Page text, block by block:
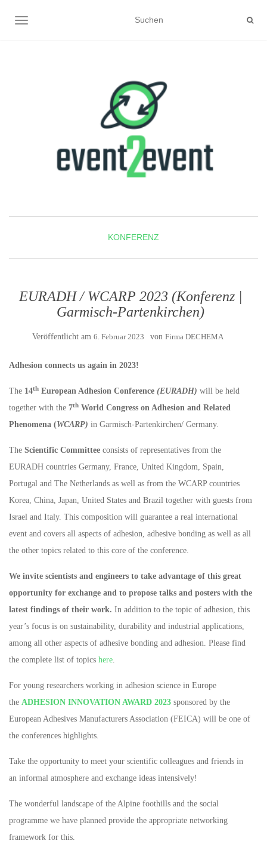
NAVIGATION UMSCHALTEN
KONFERENZ
EURADH / WCARP 2023 (Konferenz |
Garmisch-Partenkirchen)
Veröffentlicht am 6. Februar 2023 von Firma DECHEMA
Adhesion connects us again in 2023!
The 14th European Adhesion Conference (EURADH) will be held
together with the 7th World Congress on Adhesion and Related
Phenomena (WCARP) in Garmisch-Partenkirchen/ Germany.
The Scientific Committee consists of representatives from the
EURADH countries Germany, France, United Kingdom, Spain,
Portugal and The Netherlands as well as from the WCARP countries
Korea, China, Japan, United States and Brazil together with guests from
Israel and Italy. This composition will guarantee a real international
event and covers all aspects of adhesion, adhesive bonding as well as all
the other topics related to this core of the conference.
We invite scientists and engineers to take advantage of this great
opportunity for exchange and to propose talks and posters with the
latest findings of their work. In addition to the topic of adhesion, this
year’s focus is on sustainability, durability and industrial applications,
among all other aspects of adhesive bonding and adhesion. Please find
the complete list of topics here.
For young researchers working in adhesion science in Europe
the ADHESION INNOVATION AWARD 2023 sponsored by the
European Adhesives Manufacturers Association (FEICA) will be one of
the conferences highlights.
Take the opportunity to meet your scientific colleagues and friends in
an informal atmosphere and exchange ideas intensively!
The wonderful landscape of the Alpine foothills and the social
programme we have planned provide the appropriate networking
framework for this.